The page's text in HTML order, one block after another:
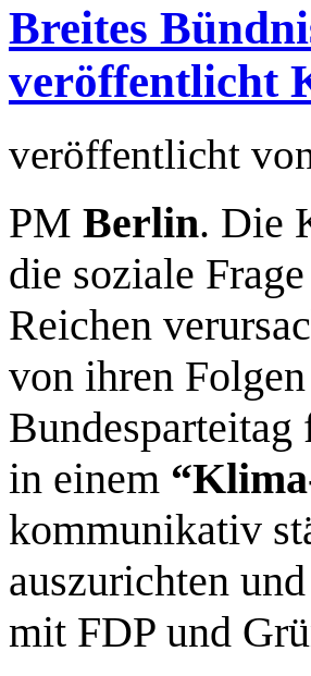
Breites
veröffentlicht
veröffentlicht
PM Berlin. Die
die soziale
Reichen
von ihren
in einem
kommunikativ
auszurichten
mit FDP und